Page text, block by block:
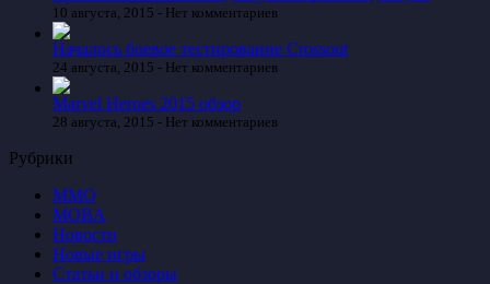
10 августа, 2015 - Нет комментариев
Началось боевое тестирование Crossout
24 августа, 2015 - Нет комментариев
Marvel Heroes 2015 обзор
28 августа, 2015 - Нет комментариев
Рубрики
MMO
MOBA
Новости
Новые игры
Статьи и обзоры